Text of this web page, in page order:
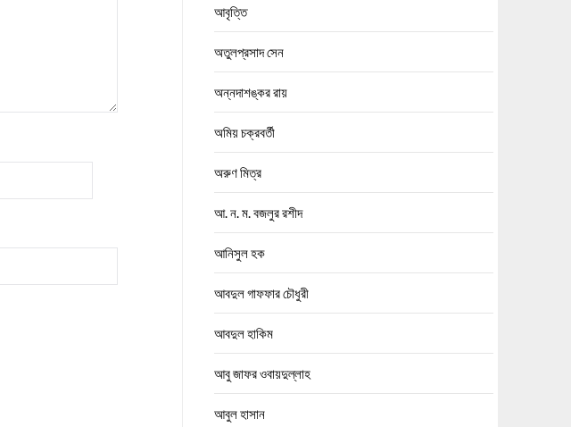
আবৃত্তি
অতুলপ্রসাদ সেন
অন্নদাশঙ্কর রায়
অমিয় চক্রবর্তী
অরুণ মিত্র
আ. ন. ম. বজলুর রশীদ
আনিসুল হক
আবদুল গাফফার চৌধুরী
আবদুল হাকিম
আবু জাফর ওবায়দুল্লাহ
আবুল হাসান